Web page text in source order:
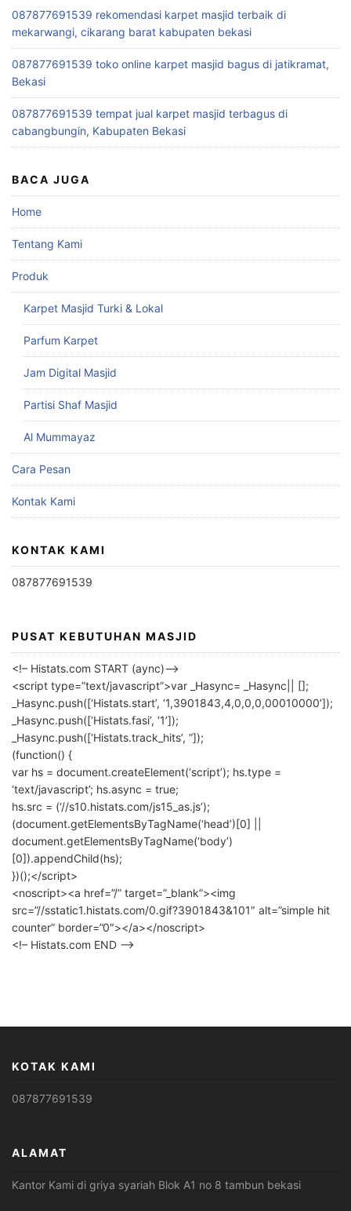
087877691539 rekomendasi karpet masjid terbaik di
mekarwangi, cikarang barat kabupaten bekasi
087877691539 toko online karpet masjid bagus di jatikramat,
Bekasi
087877691539 tempat jual karpet masjid terbagus di
cabangbungin, Kabupaten Bekasi
BACA JUGA
Home
Tentang Kami
Produk
Karpet Masjid Turki & Lokal
Parfum Karpet
Jam Digital Masjid
Partisi Shaf Masjid
Al Mummayaz
Cara Pesan
Kontak Kami
KONTAK KAMI
087877691539
PUSAT KEBUTUHAN MASJID
<!– Histats.com START (aync)–>
<script type=”text/javascript”>var _Hasync= _Hasync|| [];
_Hasync.push([‘Histats.start’, ‘1,3901843,4,0,0,0,00010000’]);
_Hasync.push([‘Histats.fasi’, ‘1’]);
_Hasync.push([‘Histats.track_hits’, ”]);
(function() {
var hs = document.createElement(‘script’); hs.type =
‘text/javascript’; hs.async = true;
hs.src = (‘//s10.histats.com/js15_as.js’);
(document.getElementsByTagName(‘head’)[0] ||
document.getElementsByTagName(‘body’)
[0]).appendChild(hs);
})();</script>
<noscript><a href=”/” target=”_blank”><img
src=”//sstatic1.histats.com/0.gif?3901843&101″ alt=”simple hit
counter” border=”0″></a></noscript>
<!– Histats.com END –>
KOTAK KAMI
087877691539
ALAMAT
Kantor Kami di griya syariah Blok A1 no 8 tambun bekasi